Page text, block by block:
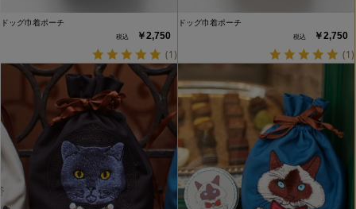
ドッグ巾着ポーチ
￥2,750
(1)
ドッグ巾着ポーチ
￥2,750
(1)